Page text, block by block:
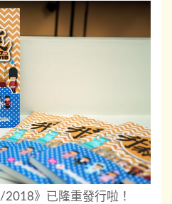
》已隆重發行啦！